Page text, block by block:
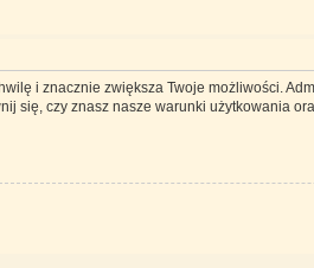
i znacznie zwiększa Twoje możliwości.
się, czy znasz nasze warunki użytkowania